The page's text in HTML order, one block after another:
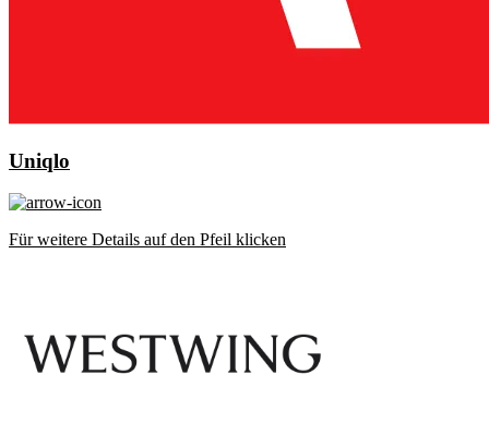
Uniqlo
Für weitere Details auf den Pfeil klicken